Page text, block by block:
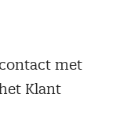
met
Klant